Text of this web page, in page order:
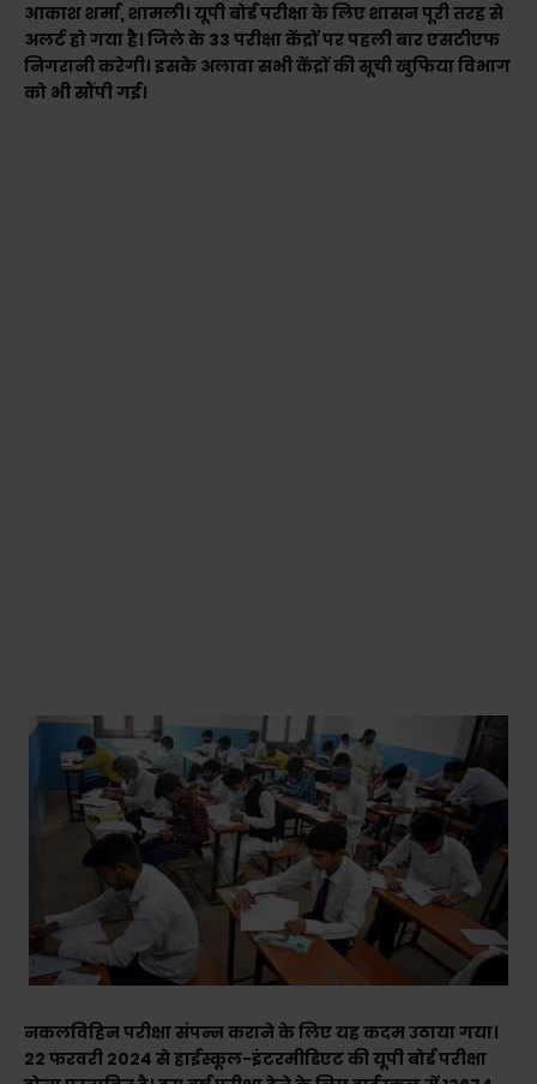
आकाश शर्मा, शामली। यूपी बोर्ड परीक्षा के लिए शासन पूरी तरह से
अलर्ट हो गया है। जिले के 33 परीक्षा केंद्रों पर पहली बार एसटीएफ
निगरानी करेगी। इसके अलावा सभी केंद्रों की सूची खुफिया विभाग
को भी सौंपी गई।
नकलविहिन परीक्षा संपन्न कराने के लिए यह कदम उठाया गया।
22 फरवरी 2024 से हाईस्कूल-इंटरमीडिएट की यूपी बोर्ड परीक्षा